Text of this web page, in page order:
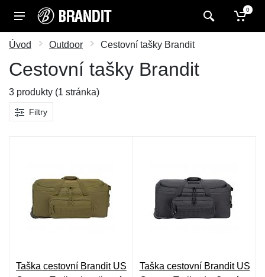
0
Úvod Outdoor Cestovní tašky Brandit
Cestovní tašky Brandit
3 produkty (1 stránka)
Filtry
Taška cestovní Brandit US
Taška cestovní Brandit US